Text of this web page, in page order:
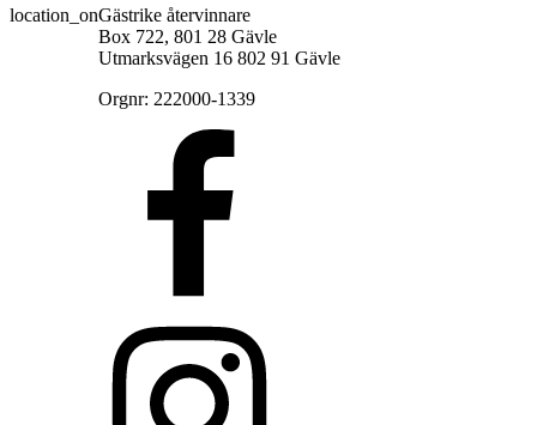
location_onGästrike återvinnare
Box 722, 801 28 Gävle
Utmarksvägen 16 802 91 Gävle
Orgnr: 222000-1339